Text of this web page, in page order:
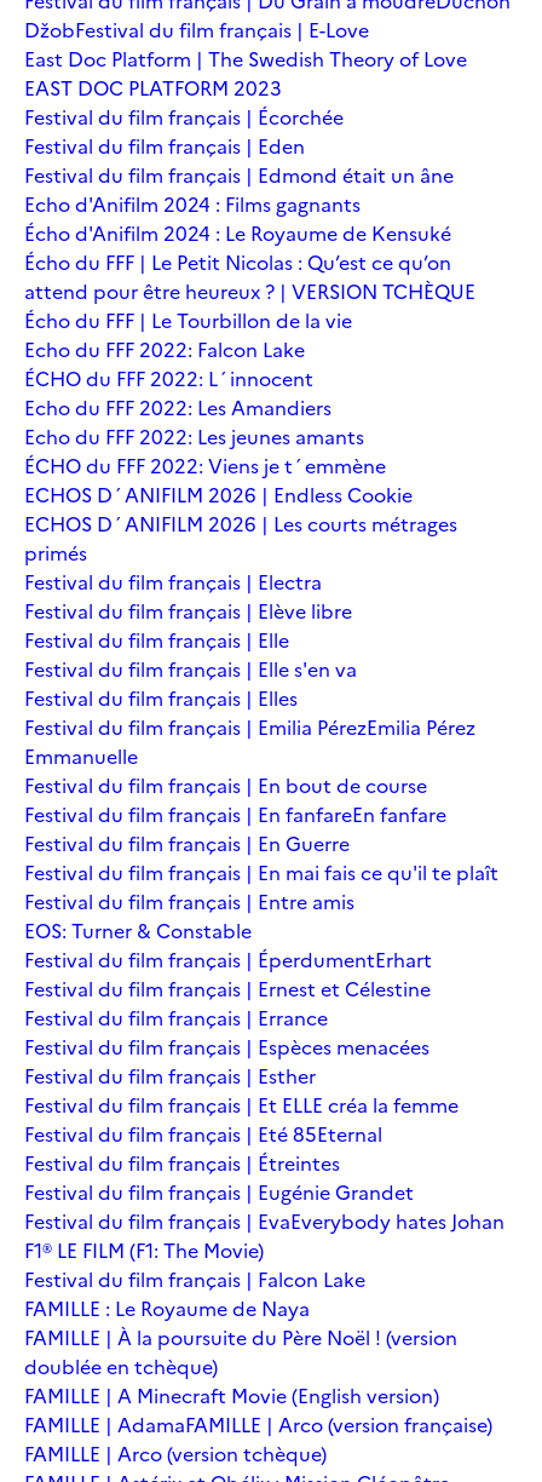
DžobFestival du film français | E-Love
East Doc Platform | The Swedish Theory of Love
EAST DOC PLATFORM 2023
Festival du film français | Écorchée
Festival du film français | Eden
Festival du film français | Edmond était un âne
Echo d'Anifilm 2024 : Films gagnants
Écho d'Anifilm 2024 : Le Royaume de Kensuké
Écho du FFF | Le Petit Nicolas : Qu’est ce qu’on
attend pour être heureux ? | VERSION TCHÈQUE
Écho du FFF | Le Tourbillon de la vie
Echo du FFF 2022: Falcon Lake
ÉCHO du FFF 2022: L´innocent
Echo du FFF 2022: Les Amandiers
Echo du FFF 2022: Les jeunes amants
ÉCHO du FFF 2022: Viens je t´emmène
ECHOS D´ANIFILM 2026 | Endless Cookie
ECHOS D´ANIFILM 2026 | Les courts métrages
primés
Festival du film français | Electra
Festival du film français | Elève libre
Festival du film français | Elle
Festival du film français | Elle s'en va
Festival du film français | Elles
Festival du film français | Emilia PérezEmilia Pérez
Emmanuelle
Festival du film français | En bout de course
Festival du film français | En fanfareEn fanfare
Festival du film français | En Guerre
Festival du film français | En mai fais ce qu'il te plaît
Festival du film français | Entre amis
EOS: Turner & Constable
Festival du film français | ÉperdumentErhart
Festival du film français | Ernest et Célestine
Festival du film français | Errance
Festival du film français | Espèces menacées
Festival du film français | Esther
Festival du film français | Et ELLE créa la femme
Festival du film français | Eté 85Eternal
Festival du film français | Étreintes
Festival du film français | Eugénie Grandet
Festival du film français | EvaEverybody hates Johan
F1® LE FILM (F1: The Movie)
Festival du film français | Falcon Lake
FAMILLE : Le Royaume de Naya
FAMILLE | À la poursuite du Père Noël ! (version
doublée en tchèque)
FAMILLE | A Minecraft Movie (English version)
FAMILLE | AdamaFAMILLE | Arco (version française)
FAMILLE | Arco (version tchèque)